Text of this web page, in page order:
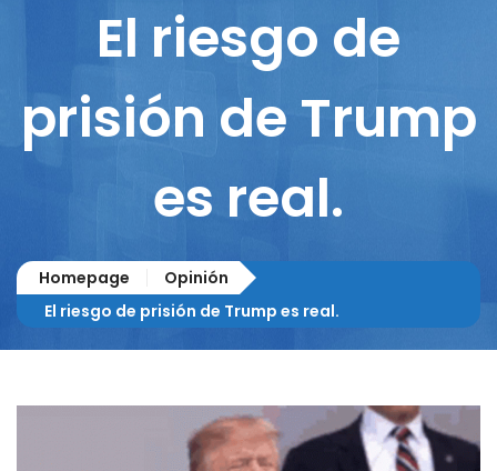
Reportajes
Columnistas
Contacto
El riesgo de
prisión de Trump
es real.
Homepage
Opinión
El riesgo de prisión de Trump es real.